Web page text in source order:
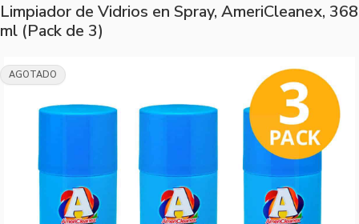
Limpiador de Vidrios en Spray, AmeriCleanex, 368
ml (Pack de 3)
AGOTADO